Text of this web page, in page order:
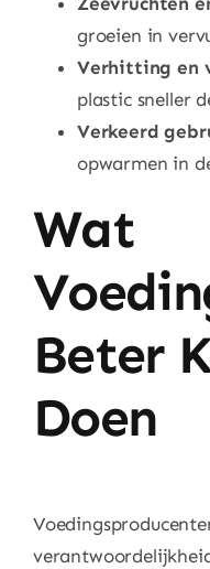
groeien in
Verhitting en
plastic sneller
Verkeerd
opwarmen in
Wat
Beter
Doen